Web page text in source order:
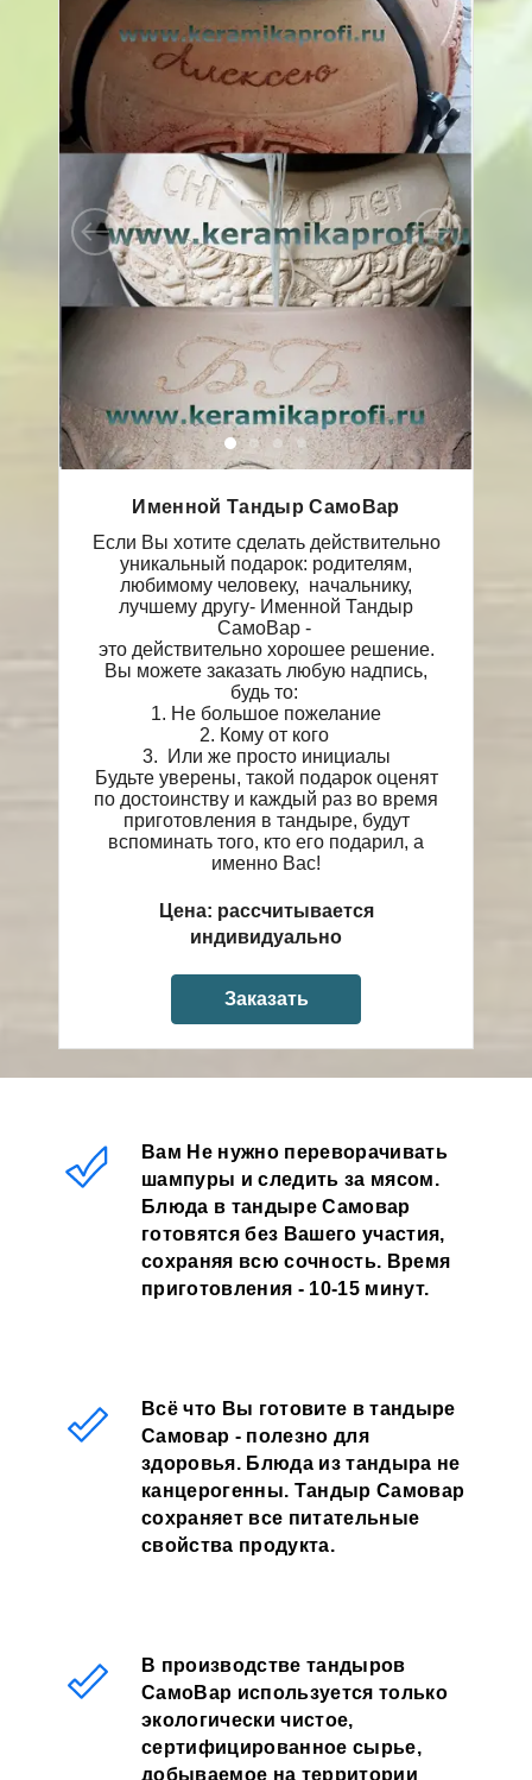
Именной Тандыр СамоВар
Если Вы хотите сделать действительно
уникальный подарок: родителям,
любимому человеку, начальнику,
лучшему другу- Именной Тандыр
СамоВар -
это действительно хорошее решение.
Вы можете заказать любую надпись,
будь то:
1. Не большое пожелание
2. Кому от кого
3. Или же просто инициалы
Будьте уверены, такой подарок оценят
по достоинству и каждый раз во время
приготовления в тандыре, будут
вспоминать того, кто его подарил, а
именно Вас!
Цена: рассчитывается
индивидуально
Заказать
Вам Не нужно переворачивать
шампуры и следить за мясом.
Блюда в тандыре Самовар
готовятся без Вашего участия,
сохраняя всю сочность. Время
приготовления - 10-15 минут.
Всё что Вы готовите в тандыре
Самовар - полезно для
здоровья. Блюда из тандыра не
канцерогенны. Тандыр Самовар
сохраняет все питательные
свойства продукта.
В производстве тандыров
СамоВар используется только
экологически чистое,
сертифицированное сырье,
добываемое на территории